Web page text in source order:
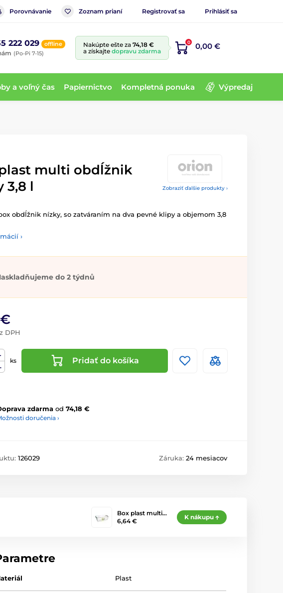
Porovnávanie Zoznam prianí Registrovať sa Prihlásiť sa
222 029 offline
(Po-Pi 7-15)
Nakúpte ešte za 74,18 €
a získajte dopravu zdarma
0 0,00 €
a voľný čas Papiernictvo Kompletná ponuka Výpredaj
Zobraziť ďalšie produkty ›
multi obdĺžnik
3,8 l
obdĺžnik nízky, so zatváraním na dva pevné klipy a objemom 3,8
›
do 2 týdnů
DPH
ks Pridať do košíka
zdarma od 74,18 €
doručenia ›
126029 Záruka: 24 mesiacov
Box plast multi…
6,64 €
K nákupu
Plast